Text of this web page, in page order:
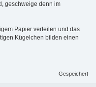
geschweige denn im
Papier verteilen und das
Kügelchen bilden einen
Gespeichert